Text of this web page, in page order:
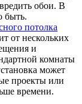
обои. В
быть.
потолка
от нескольких
и
комнаты
может
проекты или
времени.